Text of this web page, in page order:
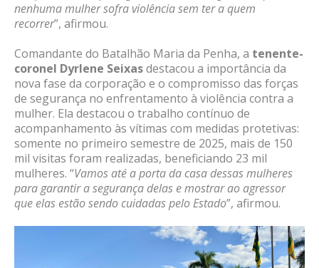
nenhuma mulher sofra violência sem ter a quem
recorrer”, afirmou.
Comandante do Batalhão Maria da Penha, a tenente-
coronel Dyrlene Seixasdestacou a importância da
nova fase da corporação e o compromisso das forças
de segurança no enfrentamento à violência contra a
mulher. Ela destacou o trabalho contínuo de
acompanhamento às vítimas com medidas protetivas:
somente no primeiro semestre de 2025, mais de 150
mil visitas foram realizadas, beneficiando 23 mil
mulheres. “Vamos até a porta da casa dessas mulheres
para garantir a segurança delas e mostrar ao agressor
que elas estão sendo cuidadas pelo Estado”, afirmou.